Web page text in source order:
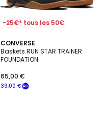
-25€* tous les 50€
CONVERSE
Baskets RUN STAR TRAINER
FOUNDATION
39,00 €
65,00 €